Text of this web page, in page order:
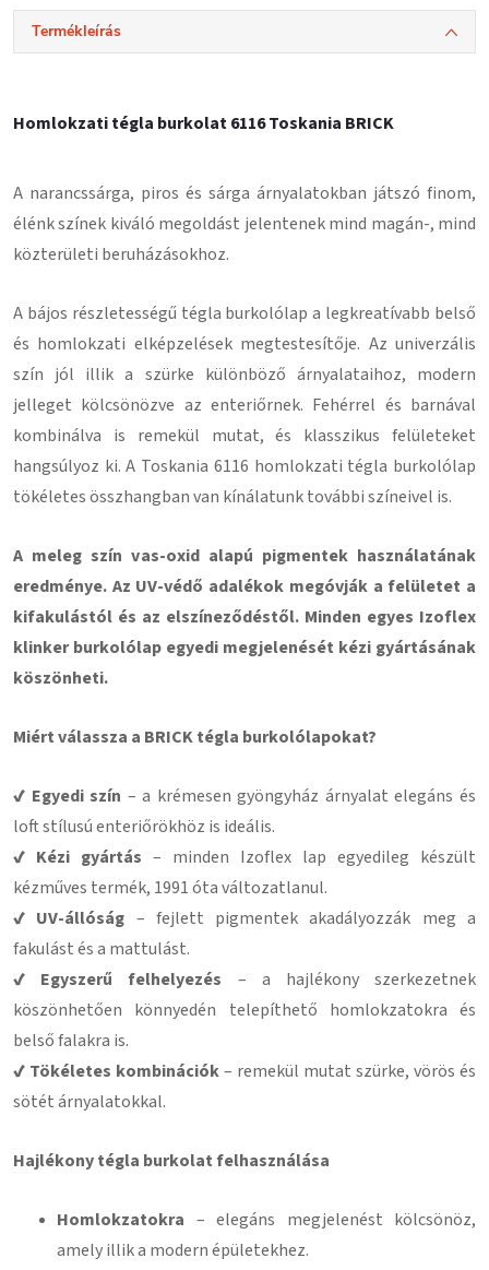
Termékleírás
Homlokzati tégla burkolat 6116 Toskania BRICK
A narancssárga, piros és sárga árnyalatokban játszó finom,
élénk színek kiváló megoldást jelentenek mind magán-, mind
közterületi beruházásokhoz.
A bájos részletességű tégla burkolólap a legkreatívabb belső
és homlokzati elképzelések megtestesítője. Az univerzális
szín jól illik a szürke különböző árnyalataihoz, modern
jelleget kölcsönözve az enteriőrnek. Fehérrel és barnával
kombinálva is remekül mutat, és klasszikus felületeket
hangsúlyoz ki. A Toskania 6116 homlokzati tégla burkolólap
tökéletes összhangban van kínálatunk további színeivel is.
A meleg szín vas-oxid alapú pigmentek használatának
eredménye. Az UV-védő adalékok megóvják a felületet a
kifakulástól és az elszíneződéstől. Minden egyes Izoflex
klinker burkolólap egyedi megjelenését kézi gyártásának
köszönheti.
Miért válassza a BRICK tégla burkolólapokat?
✔ Egyedi szín – a krémesen gyöngyház árnyalat elegáns és
loft stílusú enteriőrökhöz is ideális.
✔ Kézi gyártás – minden Izoflex lap egyedileg készült
kézműves termék, 1991 óta változatlanul.
✔ UV-állóság – fejlett pigmentek akadályozzák meg a
fakulást és a mattulást.
✔ Egyszerű felhelyezés – a hajlékony szerkezetnek
köszönhetően könnyedén telepíthető homlokzatokra és
belső falakra is.
✔ Tökéletes kombinációk– remekül mutat szürke, vörös és
sötét árnyalatokkal.
Hajlékony tégla burkolat felhasználása
Homlokzatokra – elegáns megjelenést kölcsönöz,
amely illik a modern épületekhez.